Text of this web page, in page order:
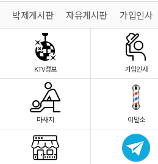
박제게시판 자유게시판 가입인사
KTV정보 가입인사
마사지 이발소